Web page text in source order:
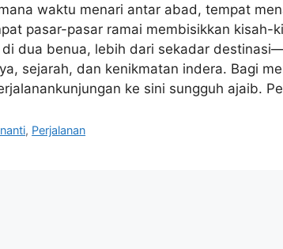
waktu menari antar abad, tempat
pasar-pasar ramai membisikkan kisah-
dua benua, lebih dari sekadar
sejarah, dan kenikmatan indera. Bagi
ke sini sungguh ajaib.
, Perjalanan